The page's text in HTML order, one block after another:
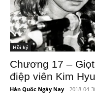
Hồi ký
Chương 17 –
điệp viên Kim
Hàn Quốc Ngày Nay - 2018-04-